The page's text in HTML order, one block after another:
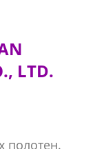
LTD.
полотен.